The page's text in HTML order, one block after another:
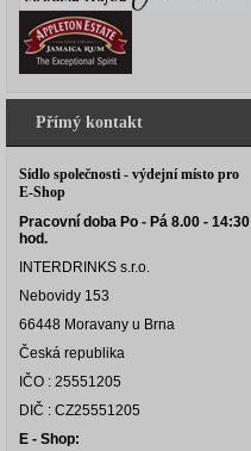
Přímý kontakt
Sídlo společnosti - výdejní místo pro
E-Shop
Pracovní doba Po - Pá 8.00 - 14:30
hod.
INTERDRINKS s.r.o.
Nebovidy 153
66448 Moravany u Brna
Česká republika
IČO : 25551205
DIČ : CZ25551205
E - Shop: